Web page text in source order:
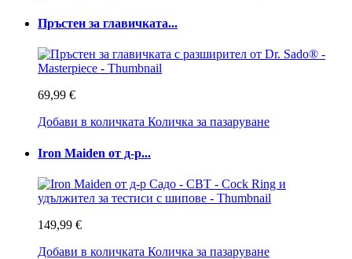
Пръстен за главичката...
69,99 €
Добави в количката Количка за пазаруване
Iron Maiden от д-р...
149,99 €
Добави в количката Количка за пазаруване